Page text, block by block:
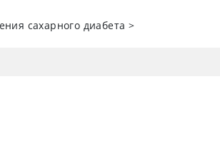
сахарного диабета >